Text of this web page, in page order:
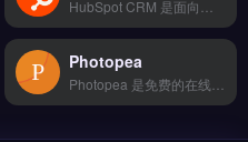
Photopea